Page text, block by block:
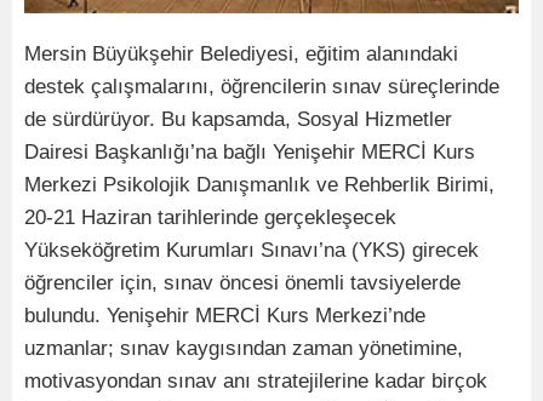
Mersin Büyükşehir Belediyesi, eğitim alanındaki
destek çalışmalarını, öğrencilerin sınav süreçlerinde
de sürdürüyor. Bu kapsamda, Sosyal Hizmetler
Dairesi Başkanlığı’na bağlı Yenişehir MERCİ Kurs
Merkezi Psikolojik Danışmanlık ve Rehberlik Birimi,
20-21 Haziran tarihlerinde gerçekleşecek
Yükseköğretim Kurumları Sınavı’na (YKS) girecek
öğrenciler için, sınav öncesi önemli tavsiyelerde
bulundu. Yenişehir MERCİ Kurs Merkezi’nde
uzmanlar; sınav kaygısından zaman yönetimine,
motivasyondan sınav anı stratejilerine kadar birçok